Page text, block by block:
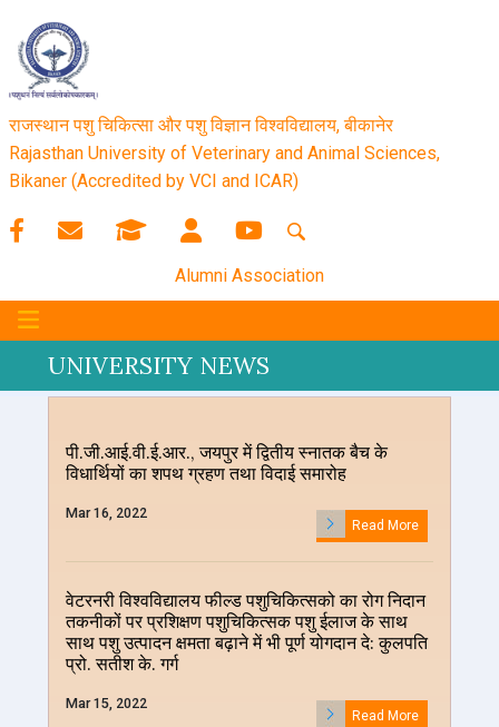
राजस्थान पशु चिकित्सा और पशु विज्ञान विश्‍वविद्यालय, बीकानेर
Rajasthan University of Veterinary and Animal Sciences,
Bikaner (Accredited by VCI and ICAR)
Alumni Association
UNIVERSITY NEWS
पी.जी.आई.वी.ई.आर., जयपुर में द्वितीय स्नातक बैच के
विधार्थियों का शपथ ग्रहण तथा विदाई समारोह
Mar 16, 2022
Read More
वेटरनरी विश्वविद्यालय फील्ड पशुचिकित्सको का रोग निदान
तकनीकों पर प्रशिक्षण पशुचिकित्सक पशु ईलाज के साथ
साथ पशु उत्पादन क्षमता बढ़ाने में भी पूर्ण योगदान दे: कुलपति
प्रो. सतीश के. गर्ग
Mar 15, 2022
Read More